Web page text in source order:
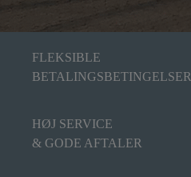
FLEKSIBLE
BETALINGSBETINGELSER
HØJ SERVICE
& GODE AFTALER